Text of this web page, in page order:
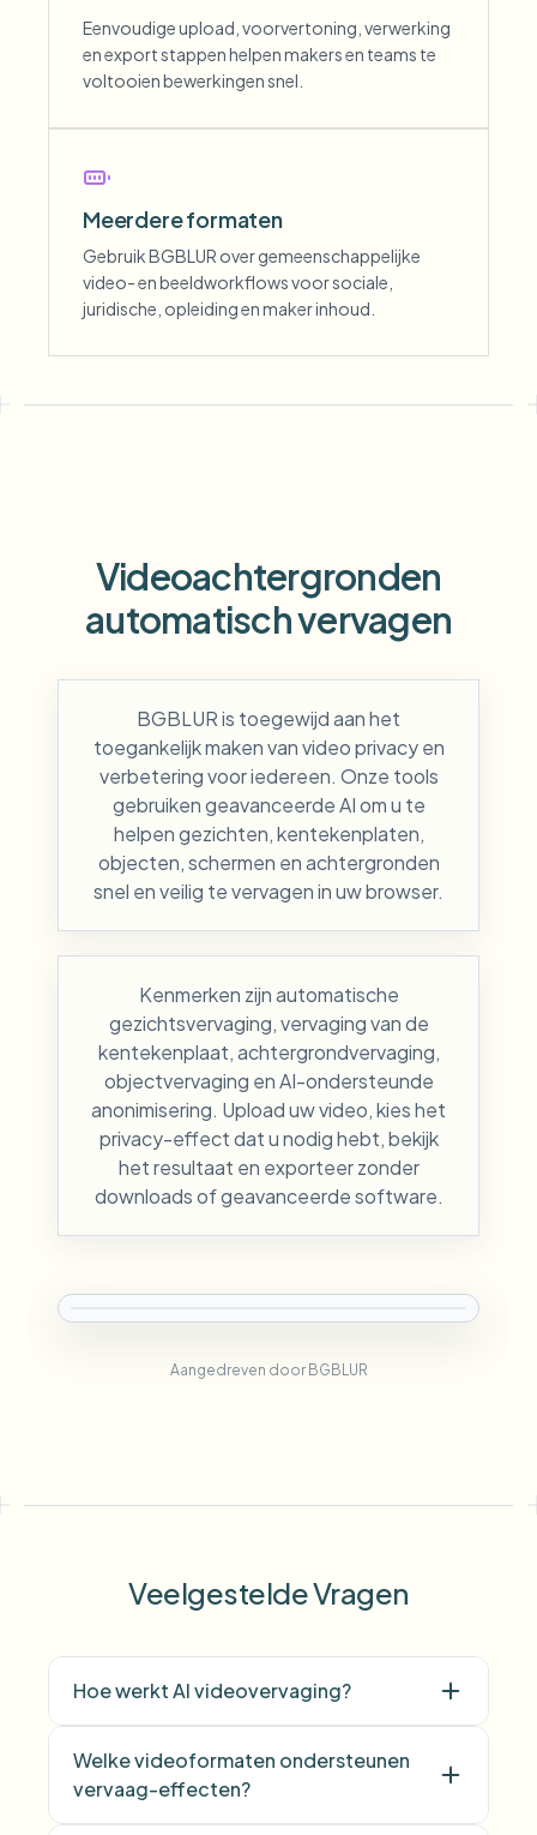
Eenvoudige upload, voorvertoning, verwerking
en export stappen helpen makers en teams te
voltooien bewerkingen snel.
Meerdere formaten
Gebruik BGBLUR over gemeenschappelijke
video- en beeldworkflows voor sociale,
juridische, opleiding en maker inhoud.
Videoachtergronden
automatisch vervagen
BGBLUR is toegewijd aan het
toegankelijk maken van video privacy en
verbetering voor iedereen. Onze tools
gebruiken geavanceerde AI om u te
helpen gezichten, kentekenplaten,
objecten, schermen en achtergronden
snel en veilig te vervagen in uw browser.
Kenmerken zijn automatische
gezichtsvervaging, vervaging van de
kentekenplaat, achtergrondvervaging,
objectvervaging en AI-ondersteunde
anonimisering. Upload uw video, kies het
privacy-effect dat u nodig hebt, bekijk
het resultaat en exporteer zonder
downloads of geavanceerde software.
Aangedreven door BGBLUR
Veelgestelde Vragen
Hoe werkt AI videovervaging?
Welke videoformaten ondersteunen
vervaag-effecten?